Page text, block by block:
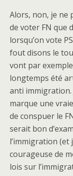
Alors, non, je ne
de voter FN que
lorsqu’on vote
fout disons le
vont par
longtemps été
anti immigration.
marque une
de conspuer le
serait bon
l’immigration (et
courageuse de
lois sur